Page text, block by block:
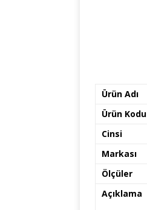
Ürün Adı
Ürün Kodu
Cinsi
Markası
Ölçüler
Açıklama